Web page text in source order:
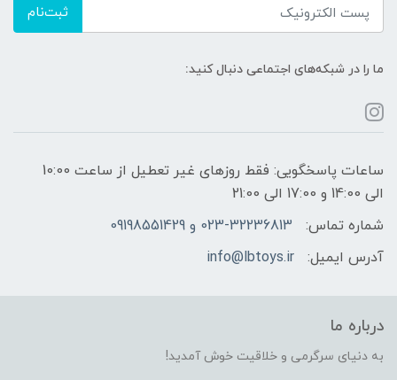
ثبت‌نام
ما را در شبکه‌های اجتماعی دنبال کنید:
ساعات پاسخگویی: فقط روزهای غیر تعطیل از ساعت 10:00
الی 14:00 و 17:00 الی 21:00
شماره تماس:
023-32236813 و 09198551429
آدرس ایمیل:
info@lbtoys.ir
درباره ما
به دنیای سرگرمی و خلاقیت خوش آمدید!